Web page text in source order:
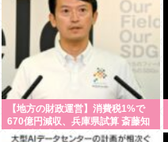
【地方の財政運営】消費税1%で
670億円減収、兵庫県試算 斎藤知
事が補塡求める